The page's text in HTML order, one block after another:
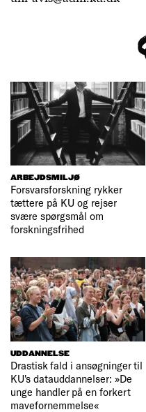
ARBEJDSMILJØ
Forsvarsforskning rykker
tættere på KU og rejser
svære spørgsmål om
forskningsfrihed
UDDANNELSE
Drastisk fald i ansøgninger til
KU's datauddannelser: »De
unge handler på en forkert
mavefornemmelse«